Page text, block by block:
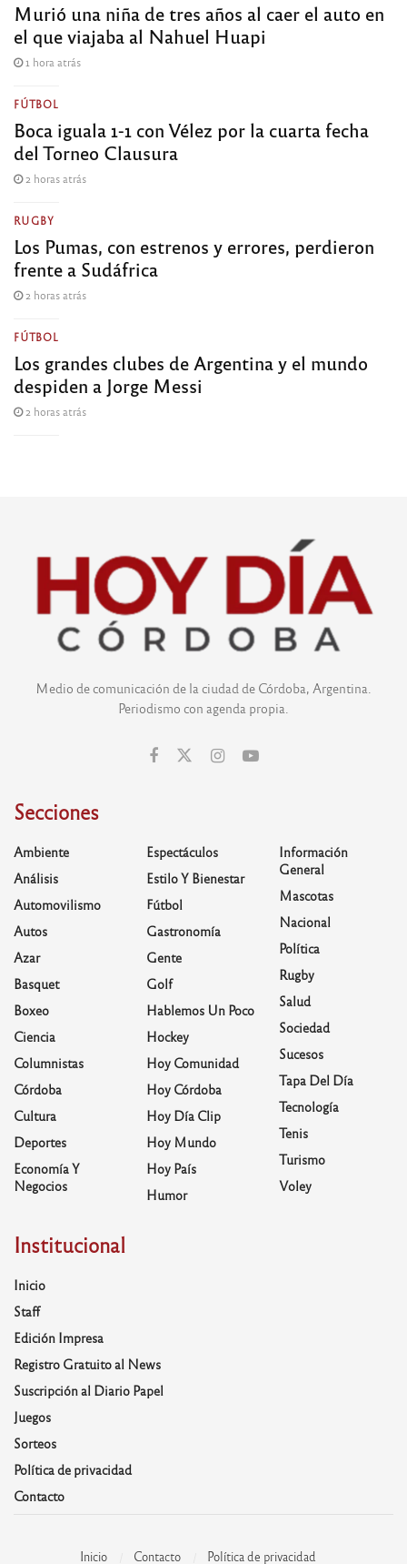
Murió una niña de tres años al caer el auto en
el que viajaba al Nahuel Huapi
1 hora atrás
FÚTBOL
Boca iguala 1-1 con Vélez por la cuarta fecha
del Torneo Clausura
2 horas atrás
RUGBY
Los Pumas, con estrenos y errores, perdieron
frente a Sudáfrica
2 horas atrás
FÚTBOL
Los grandes clubes de Argentina y el mundo
despiden a Jorge Messi
2 horas atrás
Medio de comunicación de la ciudad de Córdoba, Argentina.
Periodismo con agenda propia.
Secciones
Ambiente
Análisis
Automovilismo
Autos
Azar
Basquet
Boxeo
Ciencia
Columnistas
Córdoba
Cultura
Deportes
Economía Y
Negocios
Espectáculos
Estilo Y Bienestar
Fútbol
Gastronomía
Gente
Golf
Hablemos Un Poco
Hockey
Hoy Comunidad
Hoy Córdoba
Hoy Día Clip
Hoy Mundo
Hoy País
Humor
Información
General
Mascotas
Nacional
Política
Rugby
Salud
Sociedad
Sucesos
Tapa Del Día
Tecnología
Tenis
Turismo
Voley
Institucional
Inicio
Staff
Edición Impresa
Registro Gratuito al News
Suscripción al Diario Papel
Juegos
Sorteos
Política de privacidad
Contacto
Inicio Contacto Política de privacidad